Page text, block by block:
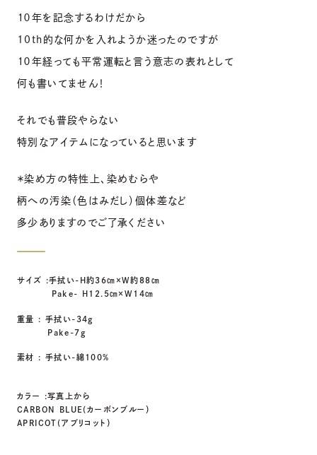
１０年を記念するわけだから
10th的な何かを入れようか迷ったのですが
１０年経っても平常運転と言う意志の表れとして
何も書いてません！
それでも普段やらない
特別なアイテムになっていると思います
＊染め方の特性上、染めむらや
柄への汚染（色はみだし）個体差など
多少ありますのでご了承ください
サイズ :手拭い-H約36㎝×W約８８㎝
Pake- H12.5㎝×W14㎝
重量 : 手拭い-34g
Pake-7g
素材 : 手拭い-綿100%
カラー :写真上から
CARBON BLUE(カーボンブルー）
APRICOT(アプリコット）